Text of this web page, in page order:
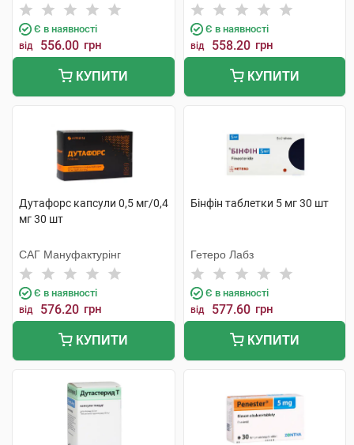
Є в наявності
від 556.00 грн
КУПИТИ
Є в наявності
від 558.20 грн
КУПИТИ
Дутафорс капсули 0,5 мг/0,4
мг 30 шт
САГ Мануфактурінг
Є в наявності
від 576.20 грн
КУПИТИ
Бінфін таблетки 5 мг 30 шт
Гетеро Лабз
Є в наявності
від 577.60 грн
КУПИТИ